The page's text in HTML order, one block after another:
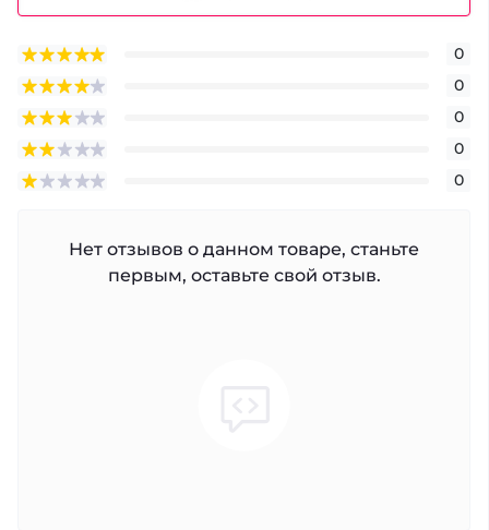
0
0
0
0
0
Нет отзывов о данном товаре, станьте
первым, оставьте свой отзыв.